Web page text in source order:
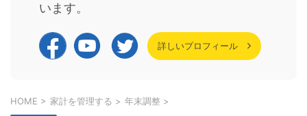
います。
詳しいプロフィール
HOME > 家計を管理する > 年末調整 >